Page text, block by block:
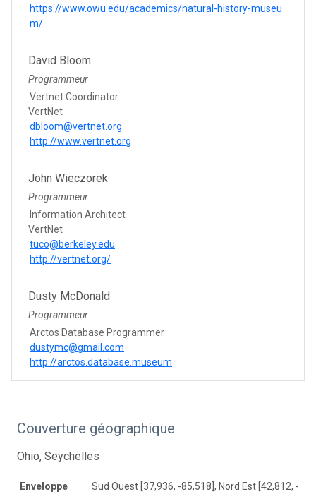
https://www.owu.edu/academics/natural-history-museu
m/
David Bloom
Programmeur
Vertnet Coordinator
VertNet
dbloom@vertnet.org
http://www.vertnet.org
John Wieczorek
Programmeur
Information Architect
VertNet
tuco@berkeley.edu
http://vertnet.org/
Dusty McDonald
Programmeur
Arctos Database Programmer
dustymc@gmail.com
http://arctos.database.museum
Couverture géographique
Ohio, Seychelles
Enveloppe
Sud Ouest [37,936, -85,518], Nord Est [42,812, -